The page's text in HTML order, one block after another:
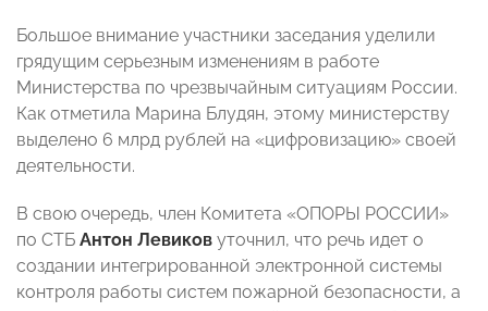
Большое внимание участники заседания уделили
грядущим серьезным изменениям в работе
Министерства по чрезвычайным ситуациям России.
Как отметила Марина Блудян, этому министерству
выделено 6 млрд рублей на «цифровизацию» своей
деятельности.
В свою очередь, член Комитета «ОПОРЫ РОССИИ»
по СТБ Антон Левиков уточнил, что речь идет о
создании интегрированной электронной системы
контроля работы систем пожарной безопасности, а